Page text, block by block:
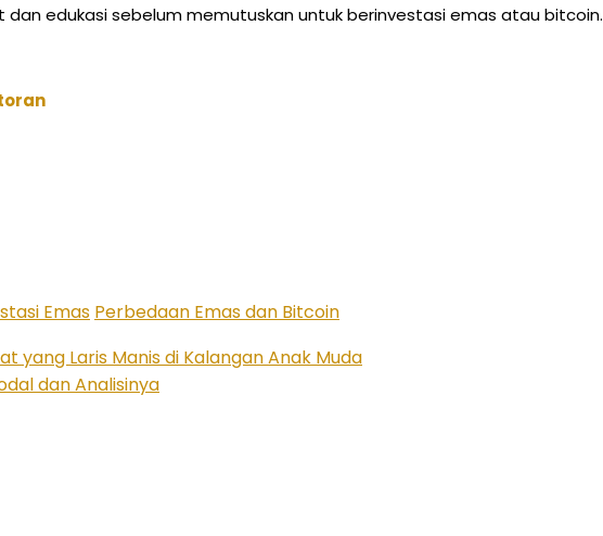
dan edukasi sebelum memutuskan untuk berinvestasi emas atau bitcoin.
Emas Perbedaan Emas dan Bitcoin
yang Laris Manis di Kalangan Anak Muda
dan Analisinya